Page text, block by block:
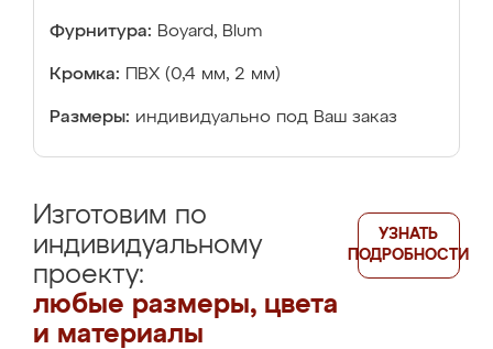
Фурнитура: Boyard, Blum
Кромка: ПВХ (0,4 мм, 2 мм)
Размеры: индивидуально под Ваш заказ
Изготовим по
индивидуальному
проекту:
любые размеры, цвета
и материалы
УЗНАТЬ
ПОДРОБНОСТИ